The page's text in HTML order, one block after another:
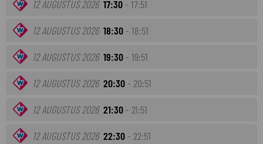
12 AUGUSTUS 2026 17:30 - 17:51
12 AUGUSTUS 2026 18:30 - 18:51
12 AUGUSTUS 2026 19:30 - 19:51
12 AUGUSTUS 2026 20:30 - 20:51
12 AUGUSTUS 2026 21:30 - 21:51
12 AUGUSTUS 2026 22:30 - 22:51